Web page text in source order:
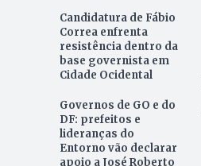
Candidatura de Fábio
Correa enfrenta
resistência dentro da
base governista em
Cidade Ocidental
Governos de GO e do
DF: prefeitos e
lideranças do
Entorno vão declarar
apoio a José Roberto